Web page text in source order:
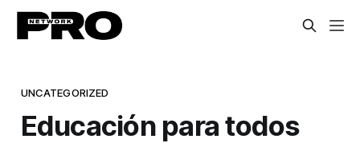
UNCATEGORIZED
Educación para todos